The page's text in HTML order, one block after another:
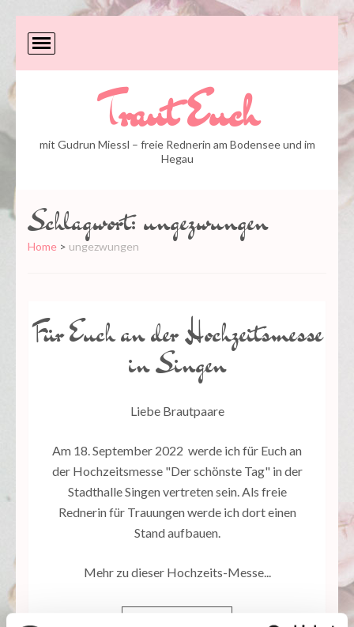
Traut Euch
mit Gudrun Miessl – freie Rednerin am Bodensee und im
Hegau
Schlagwort:ungezwungen
Home > ungezwungen
Für Euch an der Hochzeitsmesse
in Singen
Liebe Brautpaare
Am 18. September 2022 werde ich für Euch an
der Hochzeitsmesse "Der schönste Tag" in der
Stadthalle Singen vertreten sein. Als freie
Rednerin für Trauungen werde ich dort einen
Stand aufbauen.
Mehr zu dieser Hochzeits-Messe...